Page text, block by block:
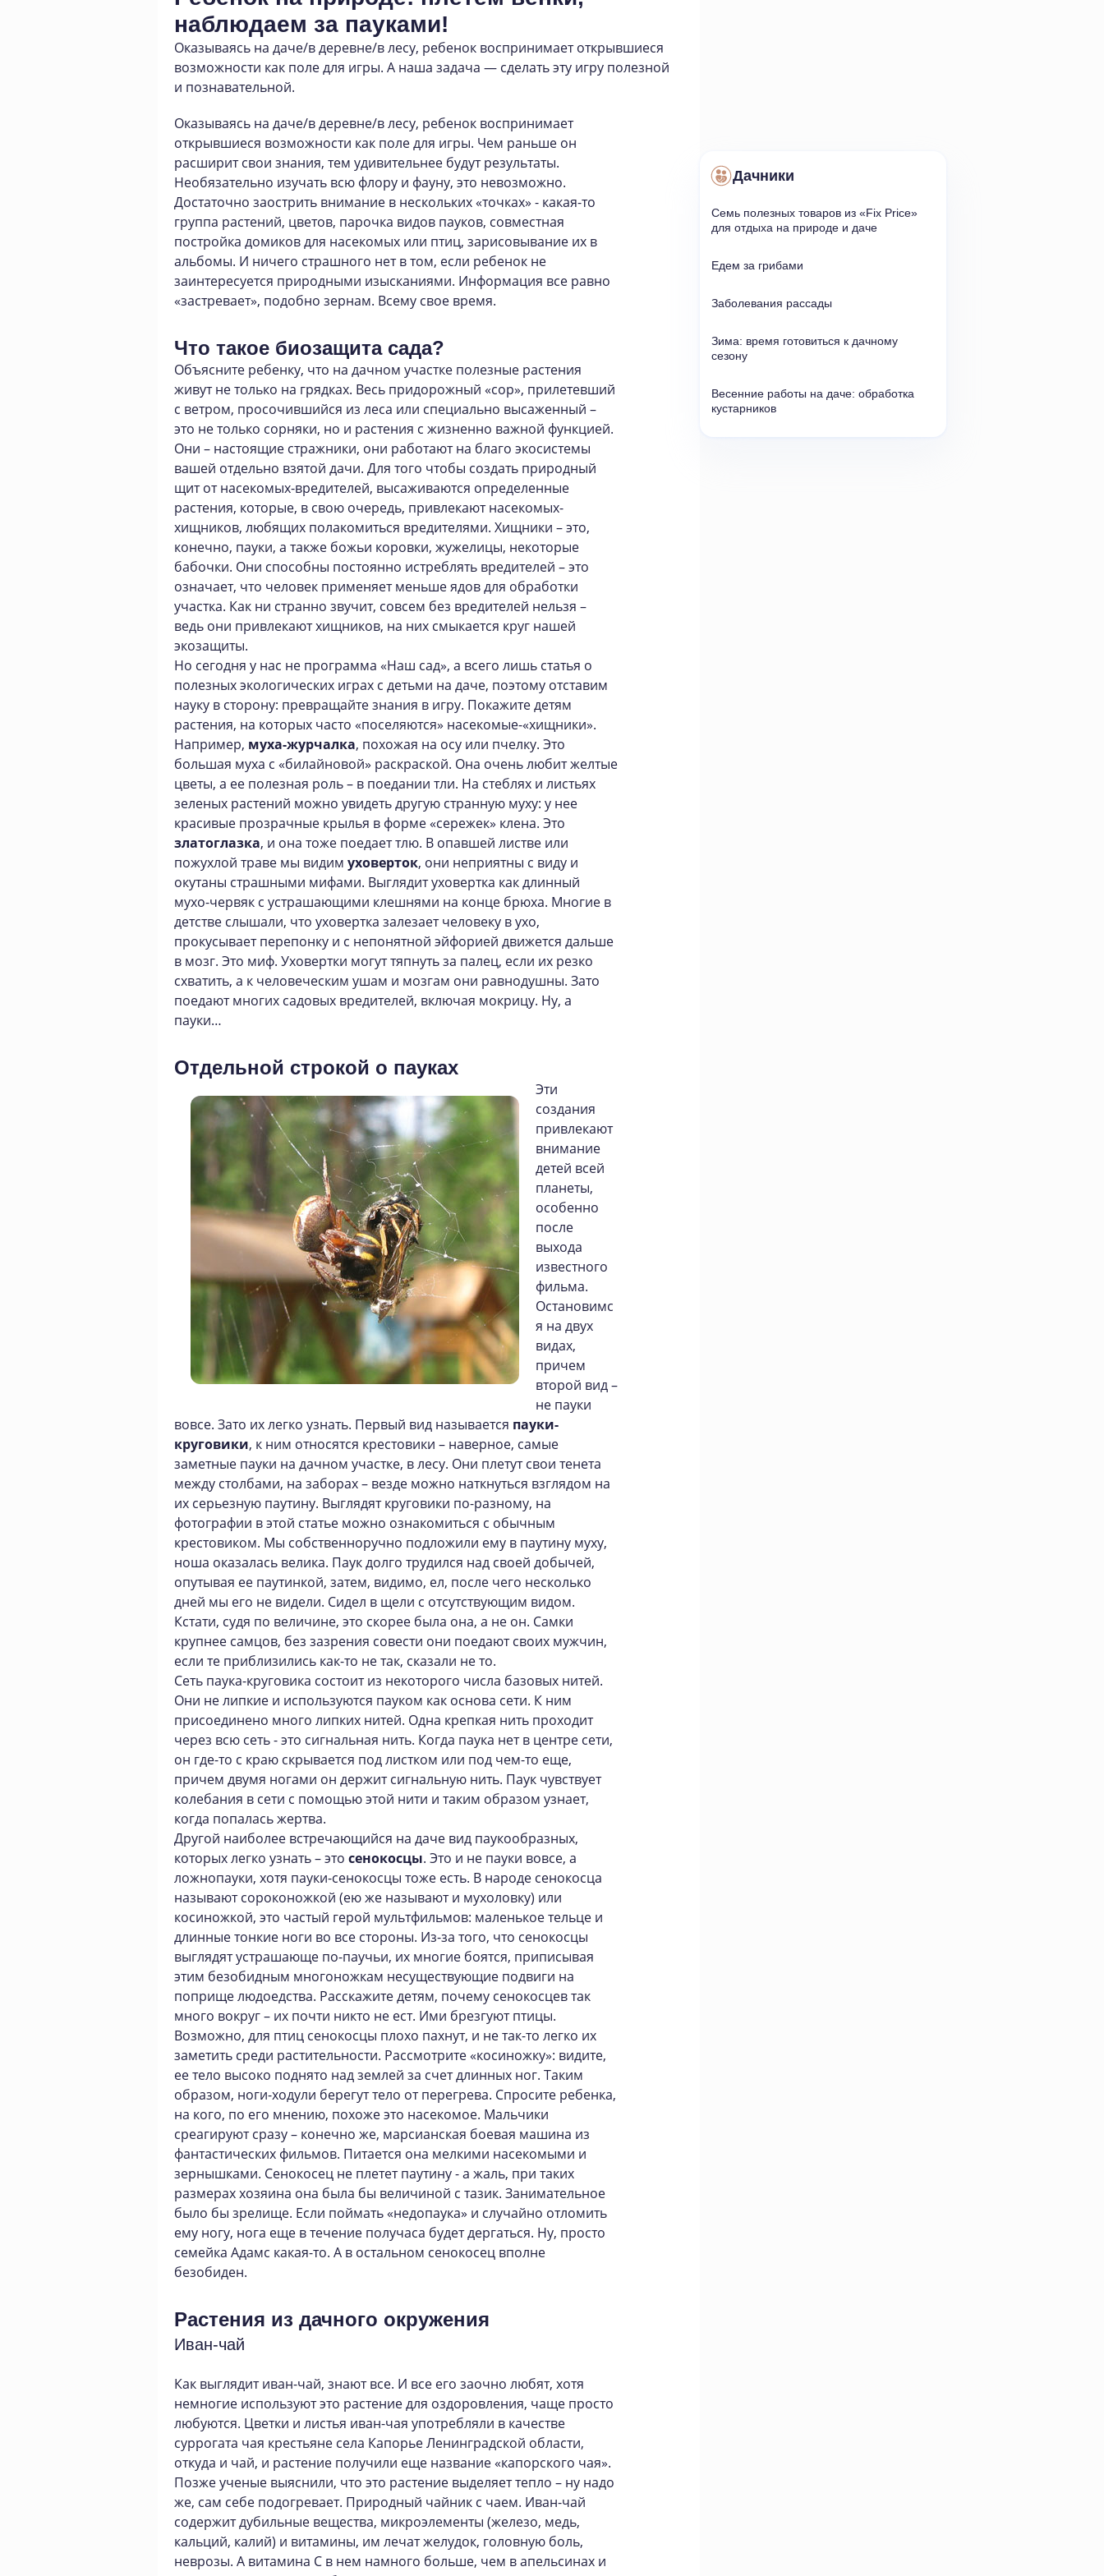
наблюдаем за пауками!
Оказываясь на даче/в деревне/в лесу, ребенок воспринимает открывшиеся
возможности как поле для игры. А наша задача — сделать эту игру полезной
и познавательной.
Оказываясь на даче/в деревне/в лесу, ребенок воспринимает
открывшиеся возможности как поле для игры. Чем раньше он
расширит свои знания, тем удивительнее будут результаты.
Необязательно изучать всю флору и фауну, это невозможно.
Достаточно заострить внимание в нескольких «точках» - какая-то
группа растений, цветов, парочка видов пауков, совместная
постройка домиков для насекомых или птиц, зарисовывание их в
альбомы. И ничего страшного нет в том, если ребенок не
заинтересуется природными изысканиями. Информация все равно
«застревает», подобно зернам. Всему свое время.
Что такое биозащита сада?
Объясните ребенку, что на дачном участке полезные растения
живут не только на грядках. Весь придорожный «сор», прилетевший
с ветром, просочившийся из леса или специально высаженный –
это не только сорняки, но и растения с жизненно важной функцией.
Они – настоящие стражники, они работают на благо экосистемы
вашей отдельно взятой дачи. Для того чтобы создать природный
щит от насекомых-вредителей, высаживаются определенные
растения, которые, в свою очередь, привлекают насекомых-
хищников, любящих полакомиться вредителями. Хищники – это,
конечно, пауки, а также божьи коровки, жужелицы, некоторые
бабочки. Они способны постоянно истреблять вредителей – это
означает, что человек применяет меньше ядов для обработки
участка. Как ни странно звучит, совсем без вредителей нельзя –
ведь они привлекают хищников, на них смыкается круг нашей
экозащиты.
Но сегодня у нас не программа «Наш сад», а всего лишь статья о
полезных экологических играх с детьми на даче, поэтому отставим
науку в сторону: превращайте знания в игру. Покажите детям
растения, на которых часто «поселяются» насекомые-«хищники».
Например, муха-журчалка, похожая на осу или пчелку. Это
большая муха с «билайновой» раскраской. Она очень любит желтые
цветы, а ее полезная роль – в поедании тли. На стеблях и листьях
зеленых растений можно увидеть другую странную муху: у нее
красивые прозрачные крылья в форме «сережек» клена. Это
златоглазка, и она тоже поедает тлю. В опавшей листве или
пожухлой траве мы видим уховерток, они неприятны с виду и
окутаны страшными мифами. Выглядит уховертка как длинный
мухо-червяк с устрашающими клешнями на конце брюха. Многие в
детстве слышали, что уховертка залезает человеку в ухо,
прокусывает перепонку и с непонятной эйфорией движется дальше
в мозг. Это миф. Уховертки могут тяпнуть за палец, если их резко
схватить, а к человеческим ушам и мозгам они равнодушны. Зато
поедают многих садовых вредителей, включая мокрицу. Ну, а
пауки…
Отдельной строкой о пауках
Эти
создания
привлекают
внимание
детей всей
планеты,
особенно
после
выхода
известного
фильма.
Остановимс
я на двух
видах,
причем
второй вид –
не пауки
вовсе. Зато их легко узнать. Первый вид называется пауки-
круговики, к ним относятся крестовики – наверное, самые
заметные пауки на дачном участке, в лесу. Они плетут свои тенета
между столбами, на заборах – везде можно наткнуться взглядом на
их серьезную паутину. Выглядят круговики по-разному, на
фотографии в этой статье можно ознакомиться с обычным
крестовиком. Мы собственноручно подложили ему в паутину муху,
ноша оказалась велика. Паук долго трудился над своей добычей,
опутывая ее паутинкой, затем, видимо, ел, после чего несколько
дней мы его не видели. Сидел в щели с отсутствующим видом.
Кстати, судя по величине, это скорее была она, а не он. Самки
крупнее самцов, без зазрения совести они поедают своих мужчин,
если те приблизились как-то не так, сказали не то.
Сеть паука-круговика состоит из некоторого числа базовых нитей.
Они не липкие и используются пауком как основа сети. К ним
присоединено много липких нитей. Одна крепкая нить проходит
через всю сеть - это сигнальная нить. Когда паука нет в центре сети,
он где-то с краю скрывается под листком или под чем-то еще,
причем двумя ногами он держит сигнальную нить. Паук чувствует
колебания в сети с помощью этой нити и таким образом узнает,
когда попалась жертва.
Другой наиболее встречающийся на даче вид паукообразных,
которых легко узнать – это сенокосцы. Это и не пауки вовсе, а
ложнопауки, хотя пауки-сенокосцы тоже есть. В народе сенокосца
называют сороконожкой (ею же называют и мухоловку) или
косиножкой, это частый герой мультфильмов: маленькое тельце и
длинные тонкие ноги во все стороны. Из-за того, что сенокосцы
выглядят устрашающе по-паучьи, их многие боятся, приписывая
этим безобидным многоножкам несуществующие подвиги на
поприще людоедства. Расскажите детям, почему сенокосцев так
много вокруг – их почти никто не ест. Ими брезгуют птицы.
Возможно, для птиц сенокосцы плохо пахнут, и не так-то легко их
заметить среди растительности. Рассмотрите «косиножку»: видите,
ее тело высоко поднято над землей за счет длинных ног. Таким
образом, ноги-ходули берегут тело от перегрева. Спросите ребенка,
на кого, по его мнению, похоже это насекомое. Мальчики
среагируют сразу – конечно же, марсианская боевая машина из
фантастических фильмов. Питается она мелкими насекомыми и
зернышками. Сенокосец не плетет паутину - а жаль, при таких
размерах хозяина она была бы величиной с тазик. Занимательное
было бы зрелище. Если поймать «недопаука» и случайно отломить
ему ногу, нога еще в течение получаса будет дергаться. Ну, просто
семейка Адамс какая-то. А в остальном сенокосец вполне
безобиден.
Растения из дачного окружения
Иван-чай
Как выглядит иван-чай, знают все. И все его заочно любят, хотя
немногие используют это растение для оздоровления, чаще просто
любуются. Цветки и листья иван-чая употребляли в качестве
суррогата чая крестьяне села Капорье Ленинградской области,
откуда и чай, и растение получили еще название «капорского чая».
Позже ученые выяснили, что это растение выделяет тепло – ну надо
же, сам себе подогревает. Природный чайник с чаем. Иван-чай
содержит дубильные вещества, микроэлементы (железо, медь,
кальций, калий) и витамины, им лечат желудок, головную боль,
неврозы. А витамина С в нем намного больше, чем в апельсинах и
Дачники
Семь полезных товаров из «Fix Price»
для отдыха на природе и даче
Едем за грибами
Заболевания рассады
Зима: время готовиться к дачному
сезону
Весенние работы на даче: обработка
кустарников